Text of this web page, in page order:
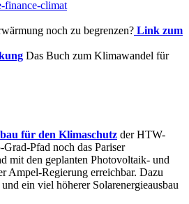
noch zu begrenzen? Link zum
Das Buch zum Klimawandel für
für den Klimaschutz der HTW-
Pfad noch das Pariser
mit den geplanten Photovoltaik- und
Ampel-Regierung erreichbar. Dazu
ein viel höherer Solarenergieausbau